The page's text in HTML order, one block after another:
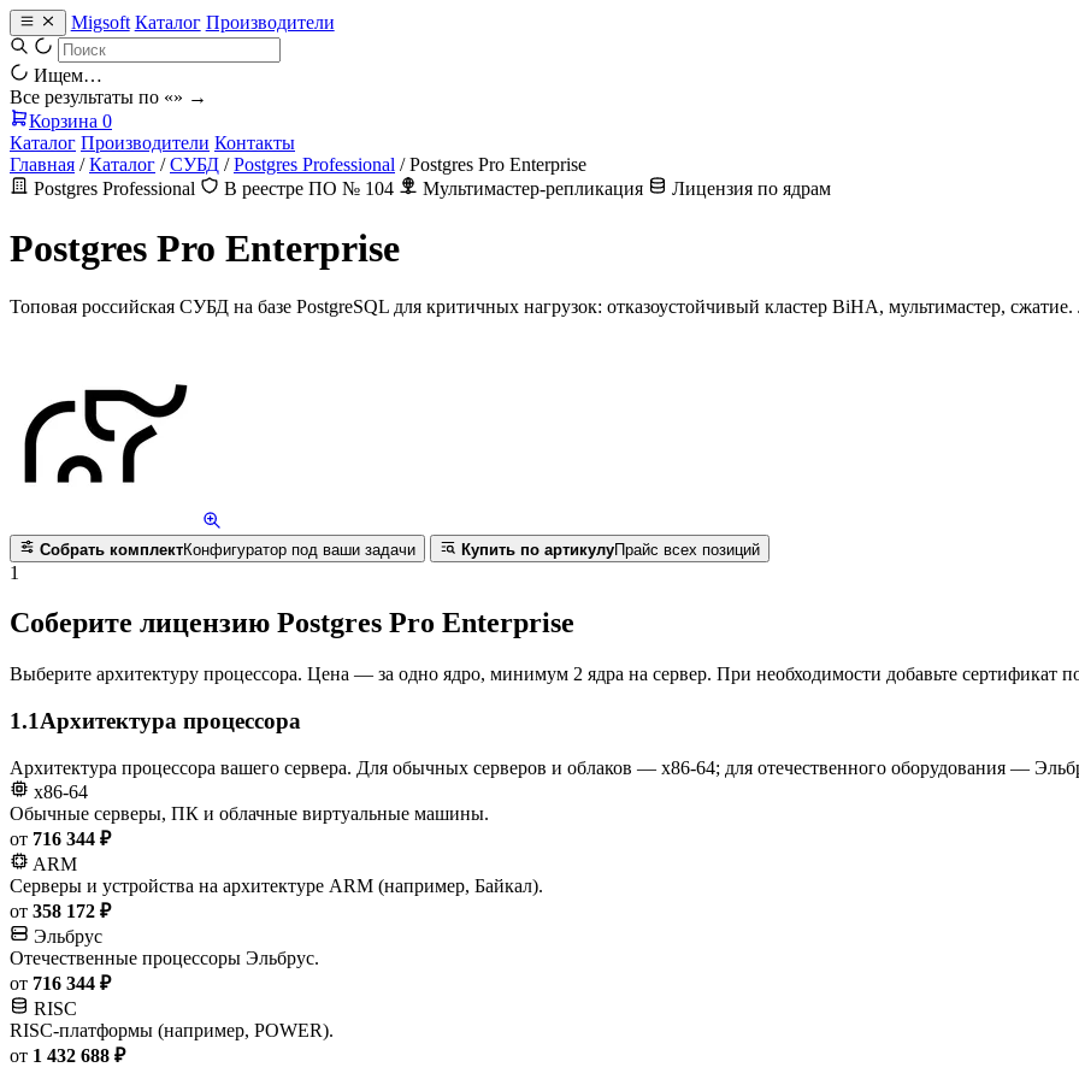
Migsoft Каталог Производители
Ищем…
Все результаты по «» →
Корзина 0
Каталог Производители Контакты
Главная / Каталог / СУБД / Postgres Professional / Postgres Pro Enterprise
Postgres Professional
В реестре ПО № 104 Мультимастер-репликация Лицензия по ядрам
Postgres Pro Enterprise
Топовая российская СУБД на базе PostgreSQL для критичных нагрузок: отказоустойчивый кластер BiHA, мультимастер,
Собрать комплектКонфигуратор под ваши задачи Купить по артикулуПрайс всех позиций
1
Соберите лицензию Postgres Pro Enterprise
Выберите архитектуру процессора. Цена — за одно ядро, минимум 2 ядра на сервер. При необходимости добавьте сертификат
1.1Архитектура процессора
Архитектура процессора вашего сервера. Для обычных серверов и облаков — x86-64; для отечественного оборудования —
x86-64
Обычные серверы, ПК и облачные виртуальные машины.
от 716 344 ₽
ARM
Серверы и устройства на архитектуре ARM (например, Байкал).
от 358 172 ₽
Эльбрус
Отечественные процессоры Эльбрус.
от 716 344 ₽
RISC
RISC-платформы (например, POWER).
от 1 432 688 ₽